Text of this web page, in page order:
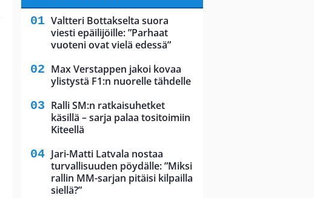
Valtteri Bottakselta suora
viesti epäilijöille: ”Parhaat
vuoteni ovat vielä edessä”
Max Verstappen jakoi kovaa
ylistystä F1:n nuorelle tähdelle
Ralli SM:n ratkaisuhetket
käsillä – sarja palaa tositoimiin
Kiteellä
Jari-Matti Latvala nostaa
turvallisuuden pöydälle: ”Miksi
rallin MM-sarjan pitäisi kilpailla
siellä?”